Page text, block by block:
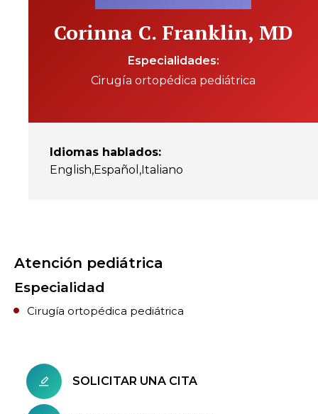
Corinna C. Franklin, MD
Especialidades
Cirugía ortopédica pediátrica
Idiomas hablados:
English Español Italiano
Atención pediátrica
Especialidad
Cirugía ortopédica pediátrica
SOLICITAR UNA CITA